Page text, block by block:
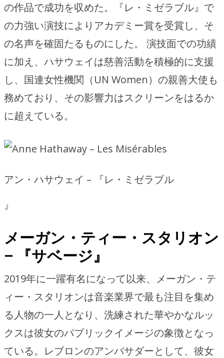
の作品で成功を収めた。『レ・ミゼラブル』で
の力強い演技によりアカデミー賞を受賞し、そ
の名声を確固たるものにした。 演技面での功績
に加え、ハサウェイは慈善活動を積極的に支援
し、国連女性機関（UN Women）の親善大使も
務めており、その影響力はスクリーンをはるか
に超えている。
アン・ハサウェイ – 『レ・ミゼラブル
』
メーガン・ティー・スタリオン
– 『サベージ』
2019年に一躍有名になって以来、メーガン・テ
ィー・スタリオンは音楽業界で最も注目を集め
る人物の一人となり、洗練された華やかなルッ
クスは彼女のパブリックイメージの象徴となっ
ている。レブロンのアンバサダーとして、彼女